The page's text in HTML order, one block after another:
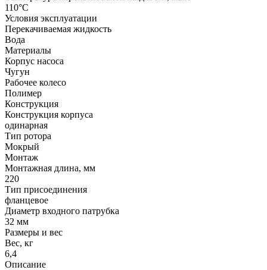
110°C
Условия эксплуатации
Перекачиваемая жидкость
Вода
Материалы
Корпус насоса
Чугун
Рабочее колесо
Полимер
Конструкция
Конструкция корпуса
одинарная
Тип ротора
Мокрый
Монтаж
Монтажная длина, мм
220
Тип присоединения
фланцевое
Диаметр входного патрубка
32 мм
Размеры и вес
Вес, кг
6,4
Описание